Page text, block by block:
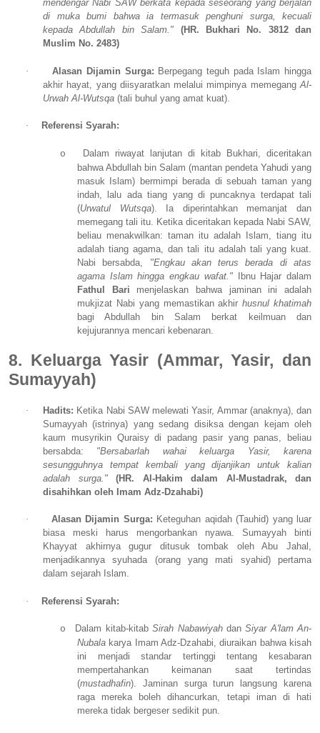
mendengar Nabi SAW berkata kepada seseorang yang berjalan
di muka bumi bahwa ia termasuk penghuni surga, kecuali
kepada Abdullah bin Salam."
(HR. Bukhari No. 3812 dan
Muslim No. 2483)
· Alasan Dijamin Surga: Berpegang teguh pada Islam hingga
akhir hayat, yang diisyaratkan melalui mimpinya memegang Al-
Urwah Al-Wutsqa (tali buhul yang amat kuat).
· Referensi Syarah:
o
Dalam riwayat lanjutan di kitab Bukhari, diceritakan
bahwa Abdullah bin Salam (mantan pendeta Yahudi yang
masuk Islam) bermimpi berada di sebuah taman yang
indah, lalu ada tiang yang di puncaknya terdapat tali
(Urwatul Wutsqa). Ia diperintahkan memanjat dan
memegang tali itu. Ketika diceritakan kepada Nabi SAW,
beliau menakwilkan: taman itu adalah Islam, tiang itu
adalah tiang agama, dan tali itu adalah tali yang kuat.
Nabi bersabda, "Engkau akan terus berada di atas
agama Islam hingga engkau wafat."Ibnu Hajar dalam
Fathul Bari menjelaskan bahwa jaminan ini adalah
mukjizat Nabi yang memastikan akhirhusnul khatimah
bagi Abdullah bin Salam berkat keilmuan dan
kejujurannya mencari kebenaran.
8. Keluarga Yasir (Ammar, Yasir, dan
Sumayyah)
· Hadits: Ketika Nabi SAW melewati Yasir, Ammar (anaknya), dan
Sumayyah (istrinya) yang sedang disiksa dengan kejam oleh
kaum musyrikin Quraisy di padang pasir yang panas, beliau
bersabda: "Bersabarlah wahai keluarga Yasir, karena
sesungguhnya tempat kembali yang dijanjikan untuk kalian
adalah surga."
(HR. Al-Hakim dalam Al-Mustadrak, dan
disahihkan oleh Imam Adz-Dzahabi)
· Alasan Dijamin Surga: Keteguhan aqidah (Tauhid) yang luar
biasa meski harus mengorbankan nyawa. Sumayyah binti
Khayyat akhirnya gugur ditusuk tombak oleh Abu Jahal,
menjadikannya syuhada (orang yang mati syahid) pertama
dalam sejarah Islam.
· Referensi Syarah:
o Dalam kitab-kitabSirah NabawiyahdanSiyar A'lam An-
Nubala karya Imam Adz-Dzahabi, diuraikan bahwa kisah
ini menjadi standar tertinggi tentang kesabaran
mempertahankan keimanan saat tertindas
(mustadhafin). Jaminan surga turun langsung karena
raga mereka boleh dihancurkan, tetapi iman di hati
mereka tidak bergeser sedikit pun.